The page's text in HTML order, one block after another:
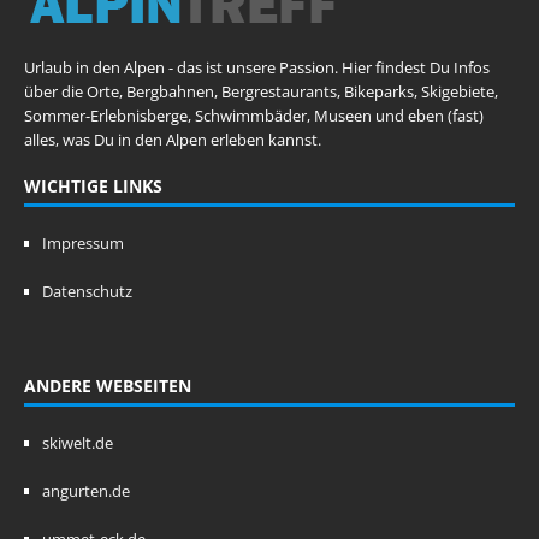
Urlaub in den Alpen - das ist unsere Passion. Hier findest Du Infos
über die Orte, Bergbahnen, Bergrestaurants, Bikeparks, Skigebiete,
Sommer-Erlebnisberge, Schwimmbäder, Museen und eben (fast)
alles, was Du in den Alpen erleben kannst.
WICHTIGE LINKS
Impressum
Datenschutz
ANDERE WEBSEITEN
skiwelt.de
angurten.de